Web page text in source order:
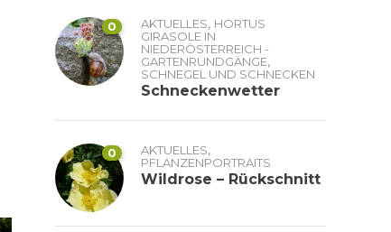
0 AKTUELLES, HORTUS
GIRASOLE IN
NIEDERÖSTERREICH -
GARTENRUNDGÄNGE,
SCHNEGEL UND SCHNECKEN
Schneckenwetter
0 AKTUELLES,
PFLANZENPORTRAITS
Wildrose – Rückschnitt